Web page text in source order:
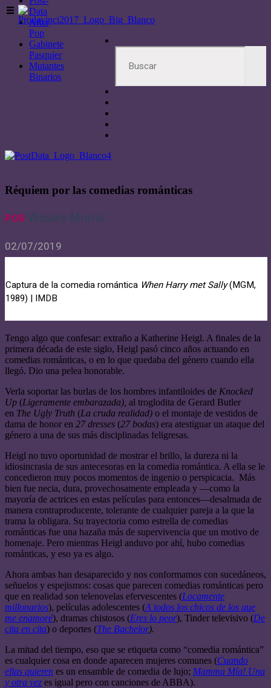
Data
After
Pop
Gabinete
Pasquier
Mutantes
Binarios
Réquiem por las comedias románticas
POR Wesley Morris
02/07/2019
Captura de la comedia romántica When Harry met Sally(MGM,
1989) | IMDB
Tengo algo que confesar: extraño a Katherine Heigl. A finales de la
primera década de este siglo, Heigl pasó cinco años actuando en
comedias románticas, o en lo que quedaba del género cuando ella
llegó. Dio una pelea honorable.
Verla soportar las burlas de los hombres infantiloides de Knocked
Up (Ligeramente embarazada), al troglodita de Gerard Butler
en The Ugly Truth (La cruda realidad) o el montaje de vestidos de
dama de honor en 27 dresses (27 bodas) era atestiguar un ataque del
género a una de sus más disciplinadas feligresas.
Heigl no tuvo oportunidad de mostrar el brillo, la dureza ni la
idiosincrasia de sus antecesoras en la comedia romántica. A ella se le
concedieron muy pocos momentos de ingenio o perspicacia. Más
bien fue necia, dura, provechosamente empleada y —como la
mayoría de actrices en estas películas para entonces—desalmada de
manera contraproducente, tolerante de cualquier pareja a la que la
trama la obligara. Su trayectoria como estrella de comedias
románticas fue una hazaña más de supervivencia que un motivo de
homenaje. Pero mientras Heigl anduvo por ahí, hubo comedias
románticas, y eso ya es algo.
Ahora ambas han desaparecido y nos conformamos con sucedáneos,
señuelos y espejismos: cosas que parecen comedias románticas pero
que en realidad son telenovelas efervescentes (Locamente
millonarios), películas adolescentes (A todos los chicos de los que
me enamoré), dramas chistosos (Eres lo peor), Tinder televisivo (De
cita en cita) o deportes (The Bachelor).
La mitad del tiempo, eso que se etiqueta como “comedia romántica”
es cualquier cosa en donde aparecen mujeres comunes (Cuando
ellas quieren es un ensamble de comedia de lujo; Mamma Mía! Una
y otra vez es igual pero con canciones de ABBA).